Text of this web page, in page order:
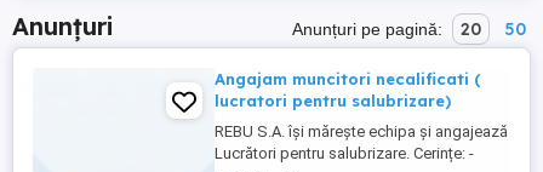
Anunțuri Anunțuri pe pagină: 20 50
Angajam muncitori necalificati (
lucratori pentru salubrizare)
REBU S.A. își mărește echipa și angajează
Lucrători pentru salubrizare. Cerințe: -